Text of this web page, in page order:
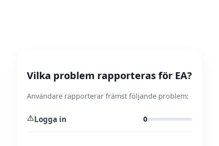
Vilka problem rapporteras för EA?
Användare rapporterar främst följande problem:
⚠️Logga in 0